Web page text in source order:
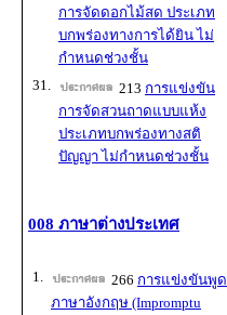
การจัดดอกไม้สด ประเภท
บกพร่องทางการได้ยิน ไม่
กำหนดช่วงชั้น
31.
213 การแข่งขัน
การจัดสวนถาดแบบแห้ง
ประเภทบกพร่องทางสติ
ปัญญา ไม่กำหนดช่วงชั้น
008 ภาษาต่างประเทศ
1. 266 การแข่งขันพูด
ภาษาอังกฤษ (Impromptu